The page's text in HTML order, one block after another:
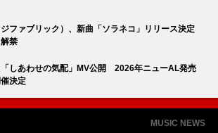
ファブリック）、新曲「ソラネコ」リリース決定
禁
しあわせの気配」MV公開 2026年ニューAL発売
決定
MUSIC NEWS